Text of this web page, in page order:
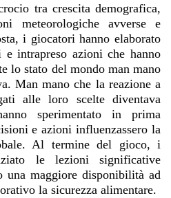
tra crescita demografica,
meteorologiche avverse e
i giocatori hanno elaborato
intrapreso azioni che hanno
lo stato del mondo man mano
Man mano che la reazione a
alle loro scelte diventava
sperimentato in prima
e azioni influenzassero la
Al termine del gioco, i
le lezioni significative
una maggiore disponibilità ad
la sicurezza alimentare.